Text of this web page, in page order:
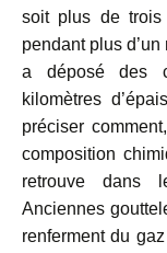
soit plus de
pendant plus
a déposé des
kilomètres
préciser
composition
retrouve dans
Anciennes
renferment du